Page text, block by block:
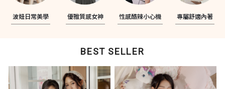
波妞日常美學 優雅質感女神 性感酷辣小心機 專屬舒適內著
BEST SELLER